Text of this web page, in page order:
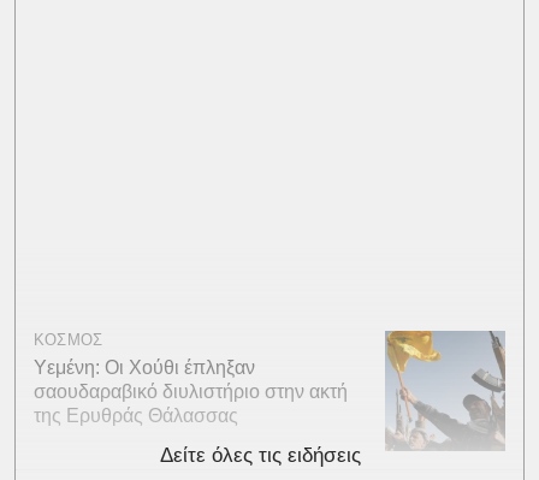
ΚΟΣΜΟΣ
Υεμένη: Οι Χούθι έπληξαν
σαουδαραβικό διυλιστήριο στην ακτή
της Ερυθράς Θάλασσας
Δείτε όλες τις ειδήσεις